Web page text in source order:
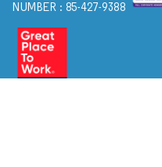
NUMBER : 85-427-9388